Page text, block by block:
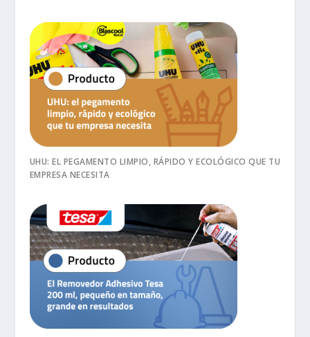
UHU: EL PEGAMENTO LIMPIO, RÁPIDO Y ECOLÓGICO QUE TU
EMPRESA NECESITA